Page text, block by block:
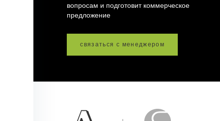
вопросам и подготовит коммерческое
предложение
связаться с менеджером